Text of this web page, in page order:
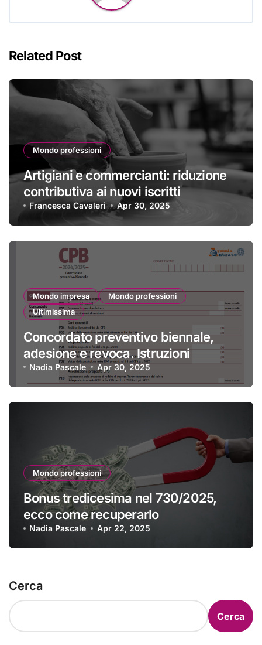
Related Post
Mondo professioni
Artigiani e commercianti: riduzione
contributiva ai nuovi iscritti
Francesca Cavaleri Apr 30, 2025
Mondo impresa
Mondo professioni
Ultimissima
Concordato preventivo biennale,
adesione e revoca. Istruzioni
Nadia Pascale Apr 30, 2025
Mondo professioni
Bonus tredicesima nel 730/2025,
ecco come recuperarlo
Nadia Pascale Apr 22, 2025
Cerca
Cerca